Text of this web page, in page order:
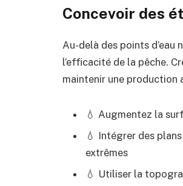
Concevoir des
Au-delà des points
l’efficacité de la pêche.
maintenir une production
💧 Augmentez la
💧 Intégrer des
extrêmes
💧 Utiliser la